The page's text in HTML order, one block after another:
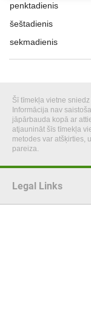
penktadienis
šeštadienis
sekmadienis
Šī tīmekļa vietne
Informācija nav
jāpārbauda kopā ar
atjaunināt šīs tīmekļa
metodes var atšķirties,
pareiza.
Legal Links